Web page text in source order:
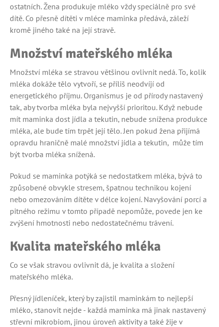
ostatních. Žena produkuje mléko vždy speciálně pro své
dítě. Co přesně dítěti v mléce maminka předává, záleží
kromě jiného také na její stravě.
Množství mateřského mléka
Množství mléka se stravou většinou ovlivnit nedá. To, kolik
mléka dokáže tělo vytvoří, se příliš neodvíjí od
energetického příjmu. Organismus je od přírody nastavený
tak, aby tvorba mléka byla nejvyšší prioritou. Když nebude
mít maminka dost jídla a tekutin, nebude snížena produkce
mléka, ale bude tím trpět její tělo. Jen pokud žena přijímá
opravdu hraničně malé množství jídla a tekutin, může tím
být tvorba mléka snížená.
Pokud se maminka potýká se nedostatkem mléka, bývá to
způsobené obvykle stresem, špatnou technikou kojení
nebo omezováním dítěte v délce kojení. Navyšování porcí a
pitného režimu v tomto případě nepomůže, povede jen ke
zvýšení hmotnosti nebo nedostatečnému trávení.
Kvalita mateřského mléka
Co se však stravou ovlivnit dá, je kvalita a složení
mateřského mléka.
Přesný jídleníček, který by zajistil maminkám to nejlepší
mléko, stanovit nejde - každá maminka má jinak nastavený
střevní mikrobiom, jinou úroveň aktivity a také žije v